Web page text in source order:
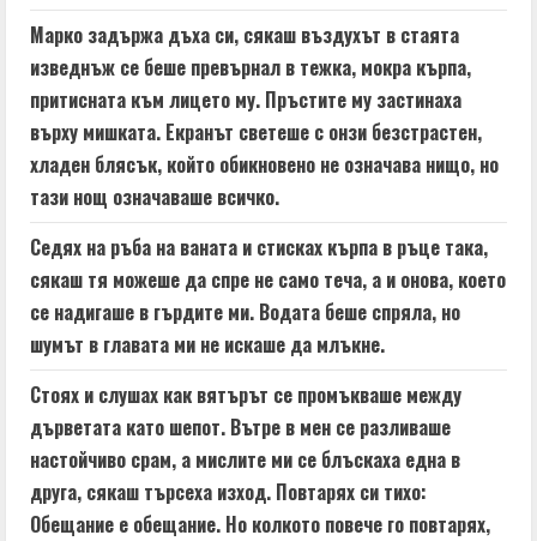
Марко задържа дъха си, сякаш въздухът в стаята
изведнъж се беше превърнал в тежка, мокра кърпа,
притисната към лицето му. Пръстите му застинаха
върху мишката. Екранът светеше с онзи безстрастен,
хладен блясък, който обикновено не означава нищо, но
тази нощ означаваше всичко.
Седях на ръба на ваната и стисках кърпа в ръце така,
сякаш тя можеше да спре не само теча, а и онова, което
се надигаше в гърдите ми. Водата беше спряла, но
шумът в главата ми не искаше да млъкне.
Стоях и слушах как вятърът се промъкваше между
дърветата като шепот. Вътре в мен се разливаше
настойчиво срам, а мислите ми се блъскаха една в
друга, сякаш търсеха изход. Повтарях си тихо:
Обещание е обещание. Но колкото повече го повтарях,